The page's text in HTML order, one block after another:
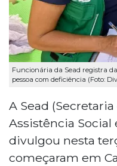
Funcionária da Sead registra
pessoa com deficiência (Foto:
A Sead
Assistência Social
divulgou nesta
começaram em